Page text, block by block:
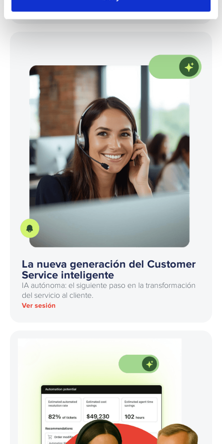
La nueva generación del Customer
Service inteligente
IA autónoma: el siguiente paso en la transformación
del servicio al cliente.
Ver sesión